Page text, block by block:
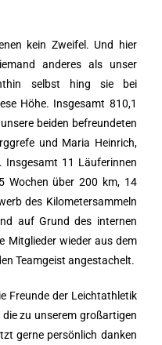
kein Zweifel. Und hier
anderes als unser
selbst hing sie bei
Höhe. Insgesamt 810,1
beiden befreundeten
und Maria Heinrich,
Insgesamt 11 Läuferinnen
Wochen über 200 km, 14
des Kilometersammeln
auf Grund des internen
Mitglieder wieder aus dem
Teamgeist angestachelt.
Freunde der Leichtathletik
zu unserem großartigen
gerne persönlich danken